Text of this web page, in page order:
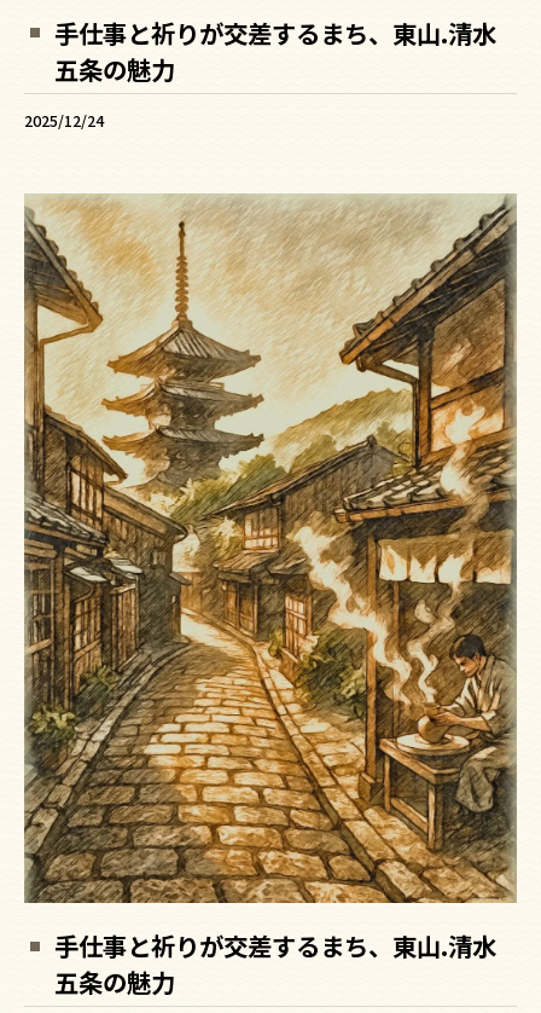
手仕事と祈りが交差するまち、東山.清水
五条の魅力
2025/12/24
手仕事と祈りが交差するまち、東山.清水
五条の魅力